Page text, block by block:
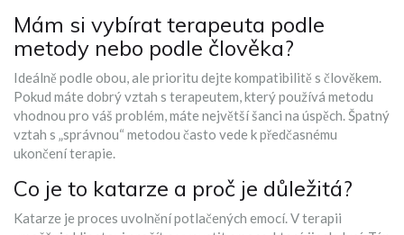
Mám si vybírat terapeuta podle
metody nebo podle člověka?
Ideálně podle obou, ale prioritu dejte kompatibilitě s člověkem.
Pokud máte dobrý vztah s terapeutem, který používá metodu
vhodnou pro váš problém, máte největší šanci na úspěch. Špatný
vztah s „správnou“ metodou často vede k předčasnému
ukončení terapie.
Co je to katarze a proč je důležitá?
Katarze je proces uvolnění potlačených emocí. V terapii